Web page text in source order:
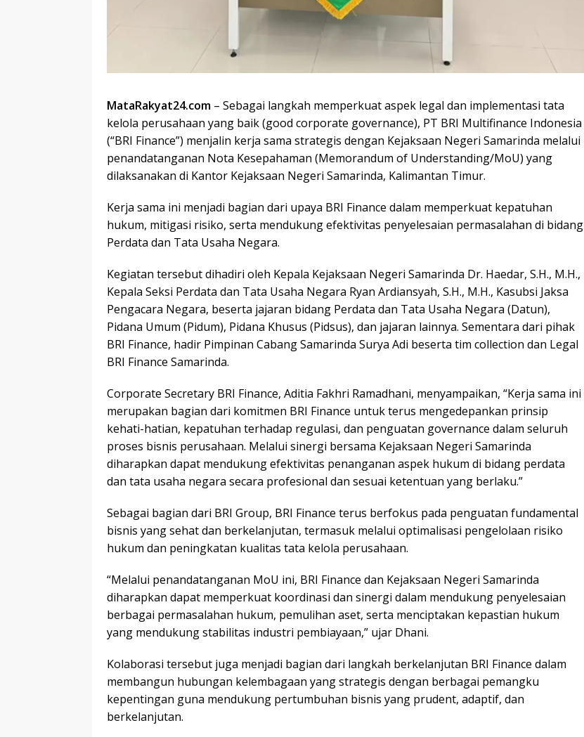
MataRakyat24.com – Sebagai langkah memperkuat aspek legal dan implementasi tata
kelola perusahaan yang baik (good corporate governance), PT BRI Multifinance Indonesia
(“BRI Finance”) menjalin kerja sama strategis dengan Kejaksaan Negeri Samarinda melalui
penandatanganan Nota Kesepahaman (Memorandum of Understanding/MoU) yang
dilaksanakan di Kantor Kejaksaan Negeri Samarinda, Kalimantan Timur.
Kerja sama ini menjadi bagian dari upaya BRI Finance dalam memperkuat kepatuhan
hukum, mitigasi risiko, serta mendukung efektivitas penyelesaian permasalahan di bidang
Perdata dan Tata Usaha Negara.
Kegiatan tersebut dihadiri oleh Kepala Kejaksaan Negeri Samarinda Dr. Haedar, S.H., M.H.,
Kepala Seksi Perdata dan Tata Usaha Negara Ryan Ardiansyah, S.H., M.H., Kasubsi Jaksa
Pengacara Negara, beserta jajaran bidang Perdata dan Tata Usaha Negara (Datun),
Pidana Umum (Pidum), Pidana Khusus (Pidsus), dan jajaran lainnya. Sementara dari pihak
BRI Finance, hadir Pimpinan Cabang Samarinda Surya Adi beserta tim collection dan Legal
BRI Finance Samarinda.
Corporate Secretary BRI Finance, Aditia Fakhri Ramadhani, menyampaikan, “Kerja sama ini
merupakan bagian dari komitmen BRI Finance untuk terus mengedepankan prinsip
kehati-hatian, kepatuhan terhadap regulasi, dan penguatan governance dalam seluruh
proses bisnis perusahaan. Melalui sinergi bersama Kejaksaan Negeri Samarinda
diharapkan dapat mendukung efektivitas penanganan aspek hukum di bidang perdata
dan tata usaha negara secara profesional dan sesuai ketentuan yang berlaku.”
Sebagai bagian dari BRI Group, BRI Finance terus berfokus pada penguatan fundamental
bisnis yang sehat dan berkelanjutan, termasuk melalui optimalisasi pengelolaan risiko
hukum dan peningkatan kualitas tata kelola perusahaan.
“Melalui penandatanganan MoU ini, BRI Finance dan Kejaksaan Negeri Samarinda
diharapkan dapat memperkuat koordinasi dan sinergi dalam mendukung penyelesaian
berbagai permasalahan hukum, pemulihan aset, serta menciptakan kepastian hukum
yang mendukung stabilitas industri pembiayaan,” ujar Dhani.
Kolaborasi tersebut juga menjadi bagian dari langkah berkelanjutan BRI Finance dalam
membangun hubungan kelembagaan yang strategis dengan berbagai pemangku
kepentingan guna mendukung pertumbuhan bisnis yang prudent, adaptif, dan
berkelanjutan.